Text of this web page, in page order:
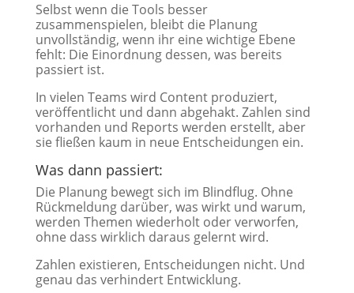
Selbst wenn die Tools besser
zusammenspielen, bleibt die Planung
unvollständig, wenn ihr eine wichtige Ebene
fehlt: Die Einordnung dessen, was bereits
passiert ist.
In vielen Teams wird Content produziert,
veröffentlicht und dann abgehakt. Zahlen sind
vorhanden und Reports werden erstellt, aber
sie fließen kaum in neue Entscheidungen ein.
Was dann passiert:
Die Planung bewegt sich im Blindflug. Ohne
Rückmeldung darüber, was wirkt und warum,
werden Themen wiederholt oder verworfen,
ohne dass wirklich daraus gelernt wird.
Zahlen existieren, Entscheidungen nicht. Und
genau das verhindert Entwicklung.